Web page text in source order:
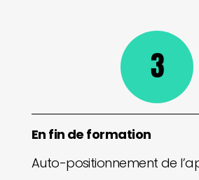
3
En fin de formation
Auto-positionnement de